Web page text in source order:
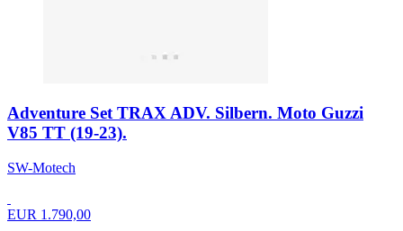
Adventure Set TRAX ADV. Silbern. Moto Guzzi
V85 TT (19-23).
SW-Motech
EUR 1.790,00